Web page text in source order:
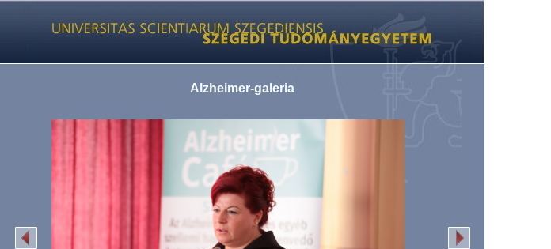
Alzheimer-galeria